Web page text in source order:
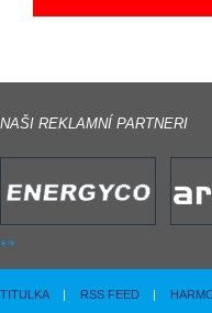
NAŠI REKLAMNÍ PARTNERI
TITULKA RSS FEED